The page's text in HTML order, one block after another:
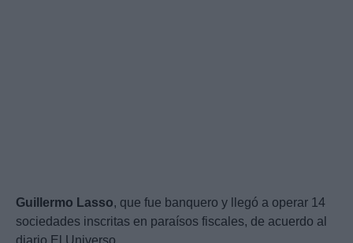
Guillermo Lasso, que fue banquero y llegó a operar 14
sociedades inscritas en paraísos fiscales, de acuerdo al
diario El Universo.